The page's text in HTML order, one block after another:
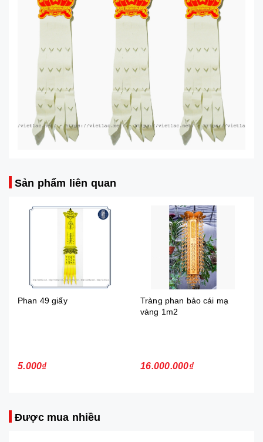
Sản phẩm liên quan
Tràng phan bảo cái mạ
16.000.000₫
Phan A Di Đà Phật 1m5 vải
satanh màu vàng
250.000₫
Được mua nhiều